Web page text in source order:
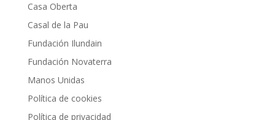
Casa Oberta
Casal de la Pau
Fundación Ilundain
Fundación Novaterra
Manos Unidas
Política de cookies
Política de privacidad